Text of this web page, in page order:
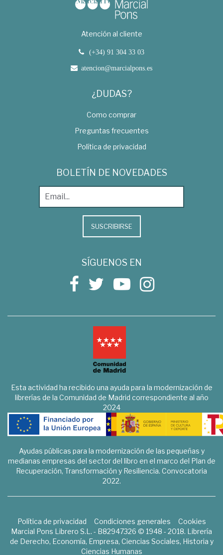
Atención al cliente
(+34) 91 304 33 03
atencion@marcialpons.es
¿DUDAS?
Como comprar
Preguntas frecuentes
Política de privacidad
BOLETÍN DE NOVEDADES
SUSCRIBIRSE
SÍGUENOS EN
Esta actividad ha recibido una ayuda para la modernización de
librerías de la Comunidad de Madrid correspondiente al año
2024
Ayudas públicas para la modernización de las pequeñas y
medianas empresas del sector del libro en el marco del Plan de
Recuperación, Transformación y Resiliencia. Convocatoria
2022.
Política de privacidad Condiciones generales
Cookies
Marcial Pons Librero S.L. - B82947326 © 1948 - 2018. Librería
de Derecho, Economía, Empresa, Ciencias Sociales, Historia y
Ciencias Humanas